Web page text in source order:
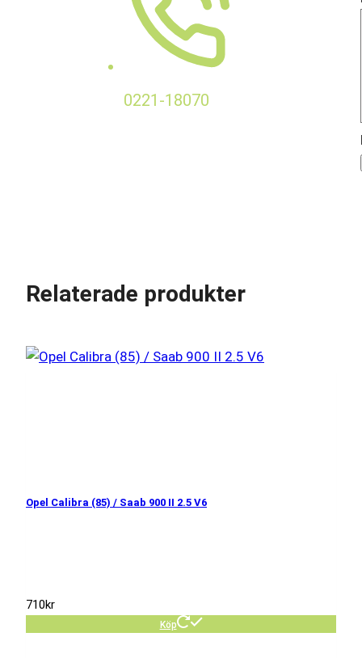
0221-18070
Relaterade produkter
Opel Calibra (85) / Saab 900 II 2.5 V6
710kr
Köp